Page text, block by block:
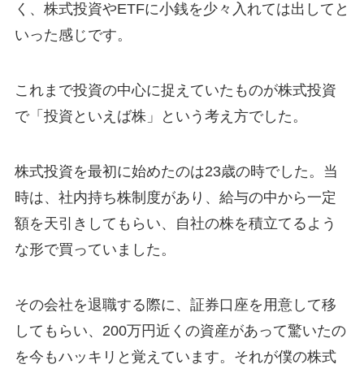
く、株式投資やETFに小銭を少々入れては出してと
いった感じです。
これまで投資の中心に捉えていたものが株式投資
で「投資といえば株」という考え方でした。
株式投資を最初に始めたのは23歳の時でした。当
時は、社内持ち株制度があり、給与の中から一定
額を天引きしてもらい、自社の株を積立てるよう
な形で買っていました。
その会社を退職する際に、証券口座を用意して移
してもらい、200万円近くの資産があって驚いたの
を今もハッキリと覚えています。それが僕の株式